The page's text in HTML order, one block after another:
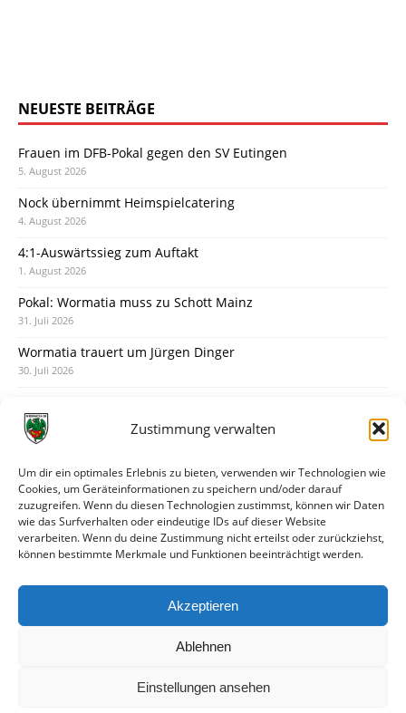
Zustimmung verwalten
Um dir ein optimales Erlebnis zu bieten, verwenden wir Technologien wie
Cookies, um Geräteinformationen zu speichern und/oder darauf
zuzugreifen. Wenn du diesen Technologien zustimmst, können wir Daten
wie das Surfverhalten oder eindeutige IDs auf dieser Website
verarbeiten. Wenn du deine Zustimmung nicht erteilst oder zurückziehst,
können bestimmte Merkmale und Funktionen beeinträchtigt werden.
Akzeptieren
Ablehnen
Einstellungen ansehen
NEUESTE BEITRÄGE
Frauen im DFB-Pokal gegen den SV Eutingen
5. August 2026
Nock übernimmt Heimspielcatering
4. August 2026
4:1-Auswärtssieg zum Auftakt
1. August 2026
Pokal: Wormatia muss zu Schott Mainz
31. Juli 2026
Wormatia trauert um Jürgen Dinger
30. Juli 2026
28. Juli 2026
28. Juli 2026
Neue Podcast-Folge: So tickt Björn!
27. Juli 2026
Eindrücke vom Stadionfest
Unterhaltsamer Abschlusstest mit später Niederlage
25. Juli 2026